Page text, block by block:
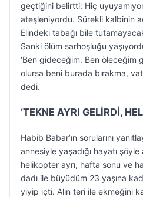
geçtiğini belirtti: Hiç
ateşleniyordu. Sürekli kalbinin
Elindeki tabağı bile
Sanki ölüm sarhoşluğu
‘Ben gideceğim. Ben öleceğim
olursa beni burada bırakma,
dedi.
‘TEKNE AYRI GELİRDİ,
Habib Babar’ın sorularını
annesiyle yaşadığı hayatı
helikopter ayrı, hafta sonu ve
dadı ile büyüdüm 23 yaşına
yiyip içti. Alın teri ile ekmeğini